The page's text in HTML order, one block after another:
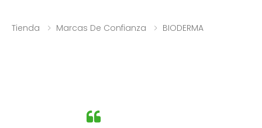
Tienda Marcas De Confianza BIODERMA